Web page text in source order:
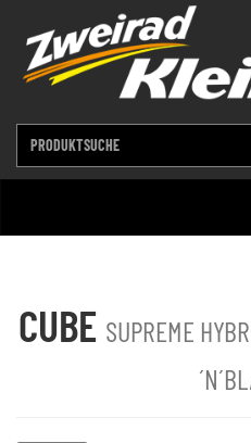
CUBE SUPREME